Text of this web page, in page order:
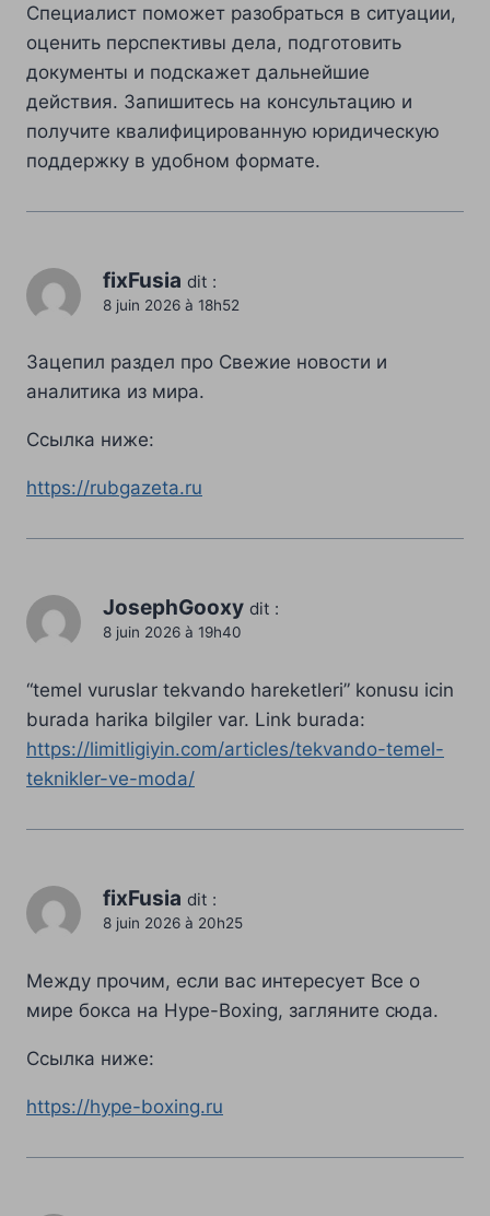
Специалист поможет разобраться в ситуации,
оценить перспективы дела, подготовить
документы и подскажет дальнейшие
действия. Запишитесь на консультацию и
получите квалифицированную юридическую
поддержку в удобном формате.
fixFusia dit :
8 juin 2026 à 18h52
Зацепил раздел про Свежие новости и
аналитика из мира.
Ссылка ниже:
https://rubgazeta.ru
JosephGooxy dit :
8 juin 2026 à 19h40
“temel vuruslar tekvando hareketleri” konusu icin
burada harika bilgiler var. Link burada:
https://limitligiyin.com/articles/tekvando-temel-
teknikler-ve-moda/
fixFusia dit :
8 juin 2026 à 20h25
Между прочим, если вас интересует Все о
мире бокса на Hype-Boxing, загляните сюда.
Ссылка ниже:
https://hype-boxing.ru